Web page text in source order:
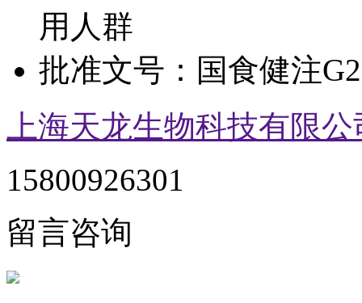
用人群
批准文号： 国食健注
上海天龙生物科技有限公
15800926301
留言咨询